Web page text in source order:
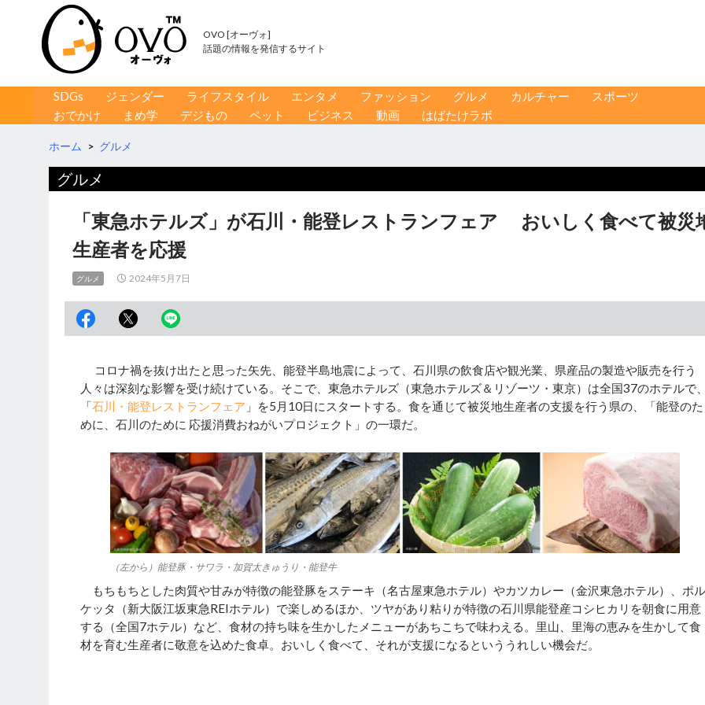
OVO [オーヴォ]
話題の情報を発信するサイト
コンテンツへ移動
SDGs ジェンダー ライフスタイル エンタメ ファッション グルメ カルチャー
スポーツ
おでかけ
まめ学 デジもの ペット ビジネス 動画 はばたけラボ
ホーム > グルメ
グルメ
「東急ホテルズ」が石川・能登レストランフェア おいしく食べて被災
生産者を応援
グルメ 2024年5月7日
コロナ禍を抜け出たと思った矢先、能登半島地震によって、石川県の飲食店や観光業、県産品の製造や販売を行う
人々は深刻な影響を受け続けている。そこで、東急ホテルズ（東急ホテルズ＆リゾーツ・東京）は全国37のホテルで
「石川・能登レストランフェア 」を5月10日にスタートする。食を通じて被災地生産者の支援を行う県の、「能登のた
めに、石川のために 応援消費おねがいプロジェクト」の一環だ。
（左から）能登豚・サワラ・加賀太きゅうり・能登牛
もちもちとした肉質や甘みが特徴の能登豚をステーキ（名古屋東急ホテル）やカツカレー（金沢東急ホテル）、ポル
ケッタ（新大阪江坂東急REIホテル）で楽しめるほか、ツヤがあり粘りが特徴の石川県能登産コシヒカリを朝食に用意
する（全国7ホテル）など、食材の持ち味を生かしたメニューがあちこちで味わえる。里山、里海の恵みを生かして食
材を育む生産者に敬意を込めた食卓。おいしく食べて、それが支援になるといううれしい機会だ。